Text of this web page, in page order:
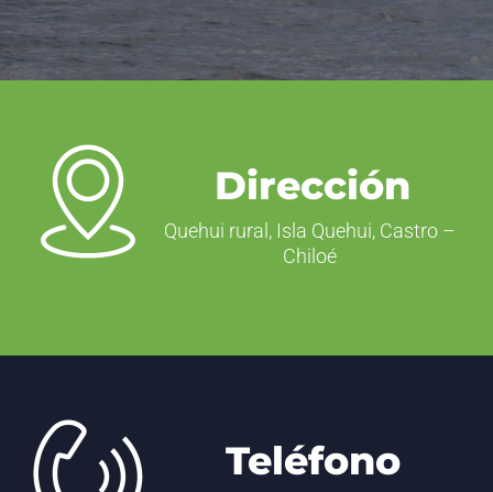
Dirección
Quehui rural, Isla Quehui, Castro –
Chiloé
Teléfono